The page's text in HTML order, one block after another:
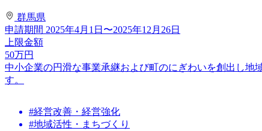
群馬県
申請期間 2025年4月1日〜2025年12月26日
上限金額
50万円
中小企業の円滑な事業承継および町のにぎわいを創出し地
す。
#経営改善・経営強化
#地域活性・まちづくり